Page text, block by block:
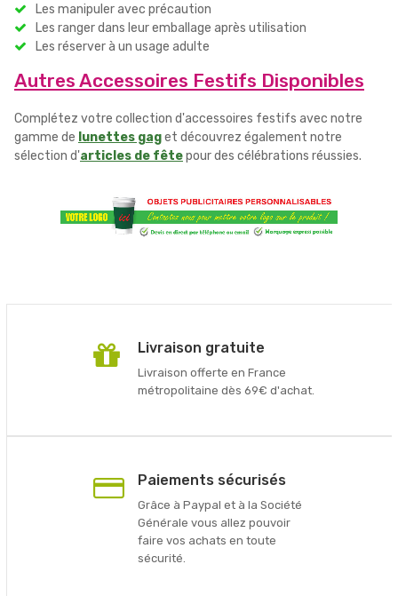
Les manipuler avec précaution
Les ranger dans leur emballage après utilisation
Les réserver à un usage adulte
Autres Accessoires Festifs Disponibles
Complétez votre collection d'accessoires festifs avec notre
gamme de lunettes gaget découvrez également notre
sélection d'articles de fêtepour des célébrations réussies.
Livraison gratuite
Livraison offerte en France
métropolitaine dès 69€ d'achat.
Paiements sécurisés
Grâce à Paypal et à la Société
Générale vous allez pouvoir
faire vos achats en toute
sécurité.